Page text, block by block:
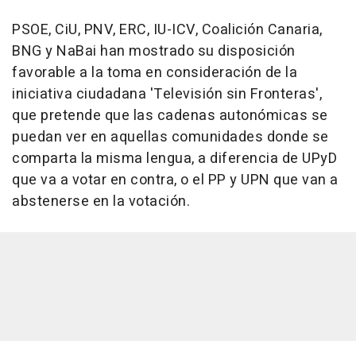
PSOE, CiU, PNV, ERC, IU-ICV, Coalición Canaria,
BNG y NaBai han mostrado su disposición
favorable a la toma en consideración de la
iniciativa ciudadana 'Televisión sin Fronteras',
que pretende que las cadenas autonómicas se
puedan ver en aquellas comunidades donde se
comparta la misma lengua, a diferencia de UPyD
que va a votar en contra, o el PP y UPN que van a
abstenerse en la votación.